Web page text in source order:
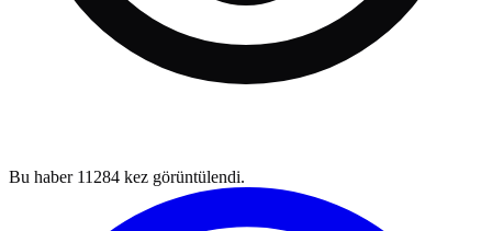
Bu haber 11284 kez görüntülendi.